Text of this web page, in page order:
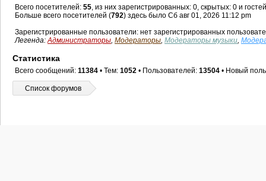
Всего посетителей: 55, из них зарегистрированных: 0, скрытых: 0 и
Больше всего посетителей (792) здесь было Сб авг 01, 2026 11:12 pm
Зарегистрированные пользователи: нет зарегистрированных
Легенда:Администраторы, Модераторы, Модераторы музыки,
Статистика
Всего сообщений: 11384 • Тем: 1052 • Пользователей: 13504 • Новый
Список форумов